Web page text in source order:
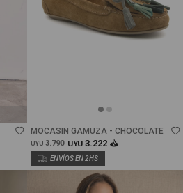
MOCASIN GAMUZA - CHOCOLATE
UYU 3.790 UYU 3.222